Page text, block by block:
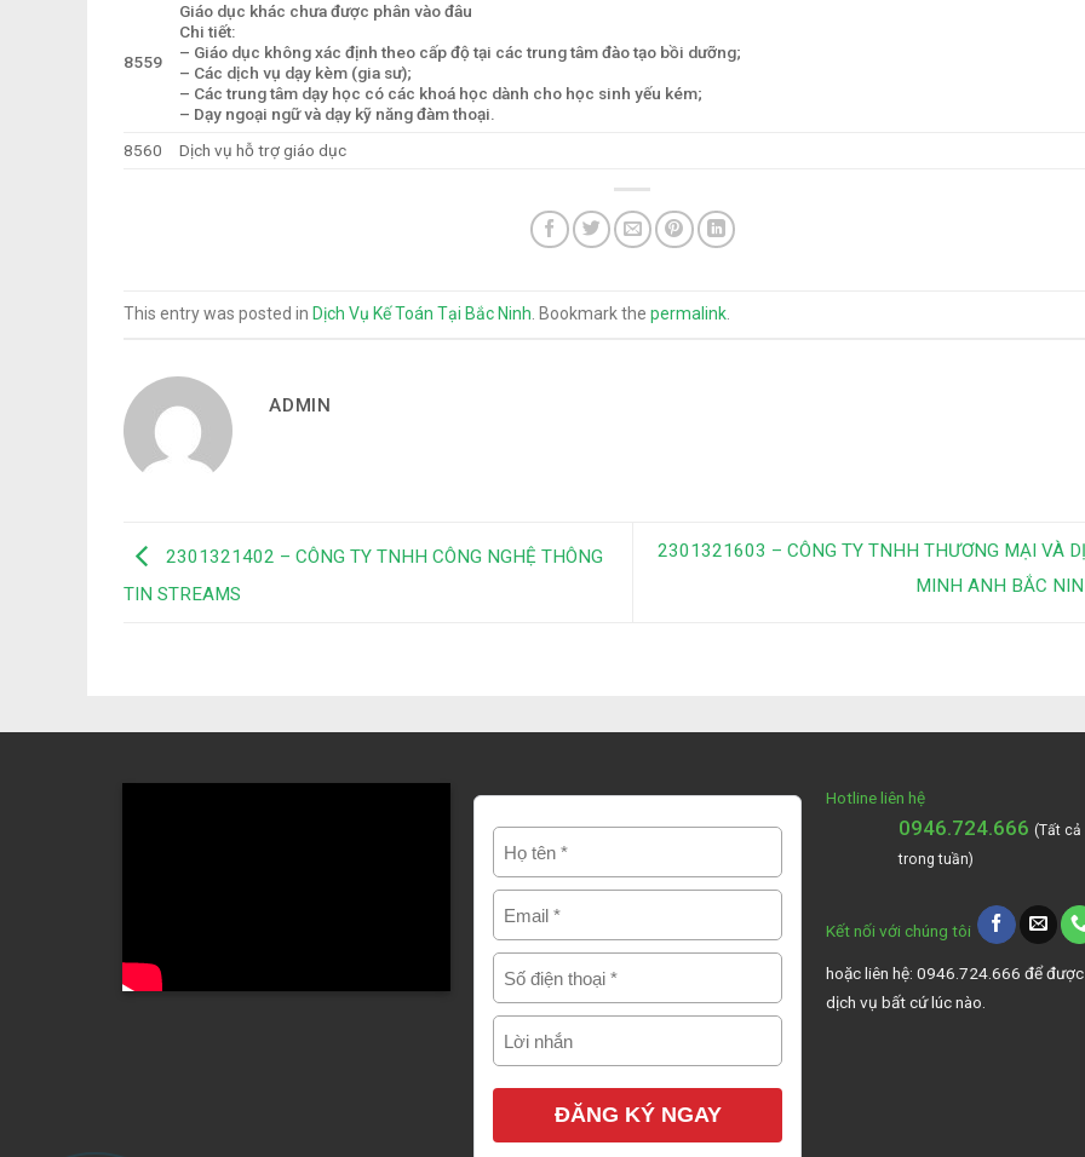
8559
Giáo dục khác chưa được phân vào đâu
Chi tiết:
– Giáo dục không xác định theo cấp độ tại các trung tâm đào tạo bồi dưỡng;
– Các dịch vụ dạy kèm (gia sư);
– Các trung tâm dạy học có các khoá học dành cho học sinh yếu kém;
– Dạy ngoại ngữ và dạy kỹ năng đàm thoại.
8560
Dịch vụ hỗ trợ giáo dục
This entry was posted in Dịch Vụ Kế Toán Tại Bắc Ninh. Bookmark the permalink.
ADMIN
2301321402 – CÔNG TY TNHH CÔNG NGHỆ THÔNG
TIN STREAMS
2301321603 – CÔNG TY TNHH THƯƠNG MẠI VÀ
MINH ANH BẮC
Hotline liên hệ
0946.724.666 (Tất cả
trong tuần)
Kết nối với chúng tôi
hoặc liên hệ: 0946.724.666 để
dịch vụ bất cứ lúc nào.